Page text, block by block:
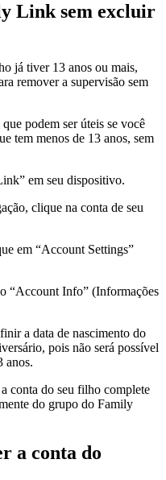
Link sem excluir
já tiver 13 anos ou mais,
remover a supervisão sem
podem ser úteis se você
tem menos de 13 anos, sem
em seu dispositivo.
clique na conta de seu
em “Account Settings”
“Account Info” (Informações
a data de nascimento do
pois não será possível
anos.
conta do seu filho complete
do grupo do Family
a conta do